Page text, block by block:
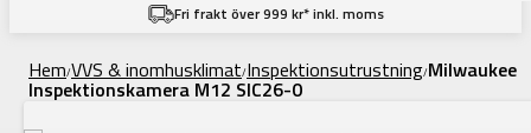
Fri frakt över 999 kr* inkl. moms
Hem/VVS & inomhusklimat/Inspektionsutrustning/Milwaukee
Inspektionskamera M12 SIC26-0